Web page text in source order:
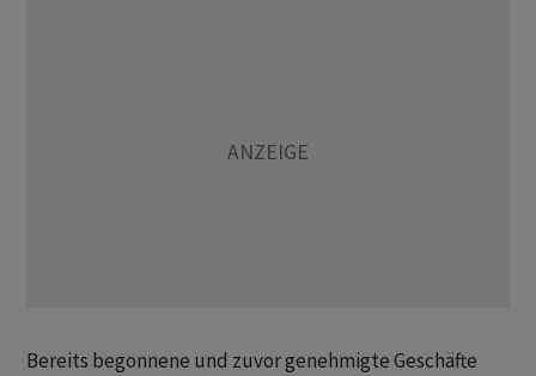
Bereits begonnene und zuvor genehmigte Geschäfte